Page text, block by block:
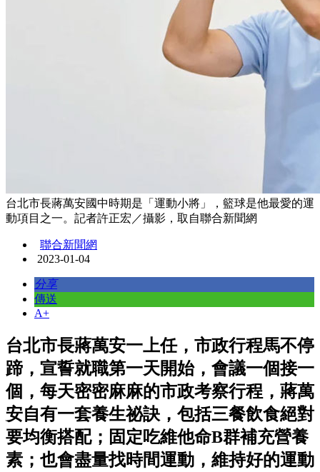
台北市長蔣萬安國中時期是「運動小將」，籃球是他最愛的運
動項目之一。記者許正宏／攝影，取自聯合新聞網
聯合新聞網
2023-01-04
分享
傳送
A+
台北市長蔣萬安一上任，市政行程馬不停
蹄，宣誓就職第一天開始，會議一個接一
個，每天密密麻麻的市政考察行程，蔣萬
安自有一套養生祕訣，包括三餐飲食絕對
要均衡搭配；固定吃維他命B群補充營養
素；也會盡量找時間運動，維持好的運動